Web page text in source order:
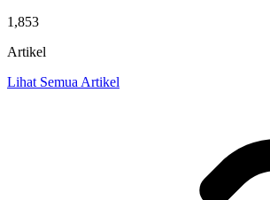
1,853
Artikel
Lihat Semua Artikel